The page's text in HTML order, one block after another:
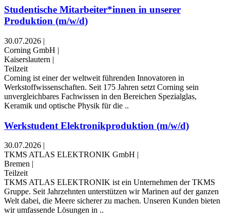
Studentische Mitarbeiter*innen in unserer
Produktion (m/w/d)
30.07.2026 |
Corning GmbH |
Kaiserslautern |
Teilzeit
Corning ist einer der weltweit führenden Innovatoren in
Werkstoffwissenschaften. Seit 175 Jahren setzt Corning sein
unvergleichbares Fachwissen in den Bereichen Spezialglas,
Keramik und optische Physik für die ..
Werkstudent Elektronikproduktion (m/w/d)
30.07.2026 |
TKMS ATLAS ELEKTRONIK GmbH |
Bremen |
Teilzeit
TKMS ATLAS ELEKTRONIK ist ein Unternehmen der TKMS
Gruppe. Seit Jahrzehnten unterstützen wir Marinen auf der ganzen
Welt dabei, die Meere sicherer zu machen. Unseren Kunden bieten
wir umfassende Lösungen in ..